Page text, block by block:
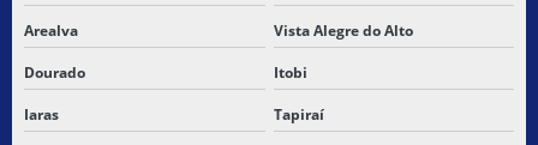
Arealva Vista Alegre do Alto
Dourado Itobi
Iaras Tapiraí